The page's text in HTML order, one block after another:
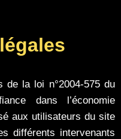
de la loi n°2004-575 du
dans l’économie
aux utilisateurs du site
différents intervenants